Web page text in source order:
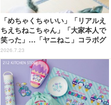
「めちゃくちゃいい」「リアルえ
ちえちねこちゃん」「大家本人で
笑った」…「ヤニねこ」コラボグ
ラビアが超話題!! 篠崎こころ＆
声優・稲田徹が出演「ヤンマガ」
2026.7.23